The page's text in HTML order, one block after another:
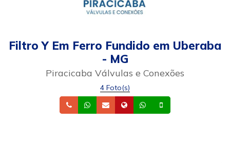
Filtro Y Em Ferro Fundido em Uberaba
- MG
Piracicaba Válvulas e Conexões
4 Foto(s)
TelefoneWhatsapp
Email Site Whatsapp